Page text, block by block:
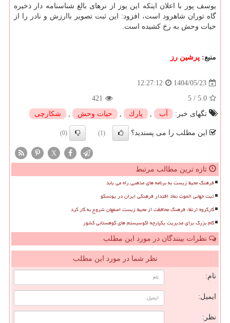
یوسف پور با اعلان اینکه این یوز از نرهای بالغ شناسنامه دار ذخیره
گاه توران شاهرود است، افزود: این ثبت تصویر باارزش و نادر را از
حیات وحش به رخ کشیده است.
منبع: پرشین رز
1404/05/23
12:27:12
5.0
/
5
421
تگهای خبر:
آب , پارك , حیات وحش , شكارچی
این مطلب را می پسندید؟ (1)
(0)
X
تازه ترین مطالب مرتبط
فرهنگ محیط زیست به برنامه های مذهبی راه می یابد
ثبت جهانی الموت نماد اقتدار فرهنگی ایران در یونسکو
کارگروه ارتقاء فرهنگ محافظت از محیط زیست اصفهان شروع به کار کرد
گام بزرگ برای مدیریت یکپارچه اکوسیستم های کوهستانی کشور
نظرات بینندگان در مورد این مطلب
نظر شما در مورد این مطلب
نام:
ایمیل:
نظر: